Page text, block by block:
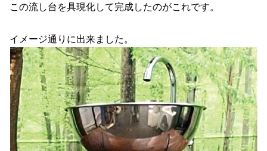
この流し台を具現化して完成したのがこれです。
イメージ通りに出来ました。